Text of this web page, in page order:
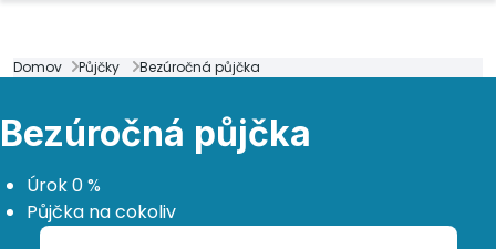
Domov Půjčky Bezúročná půjčka
Bezúročná půjčka
Úrok 0 %
Půjčka na cokoliv